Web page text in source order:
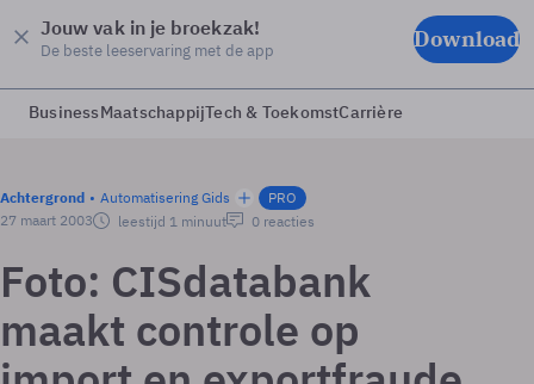
Jouw vak in je broekzak!
De beste leeservaring met de app Download
BusinessMaatschappijTech & ToekomstCarrière
Achtergrond Automatisering Gids
PRO
27 maart 2003
leestijd 1 minuut 0 reacties
Foto: CIS­databank
maakt controle op